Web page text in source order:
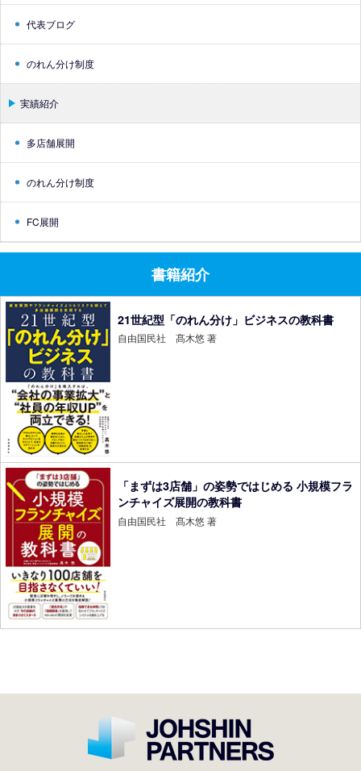
代表ブログ
のれん分け制度
実績紹介
多店舗展開
のれん分け制度
FC展開
書籍紹介
21世紀型「のれん分け」ビジネスの教科書
自由国民社 髙木悠 著
「まずは3店舗」の姿勢ではじめる 小規模フラ
ンチャイズ展開の教科書
自由国民社 髙木悠 著